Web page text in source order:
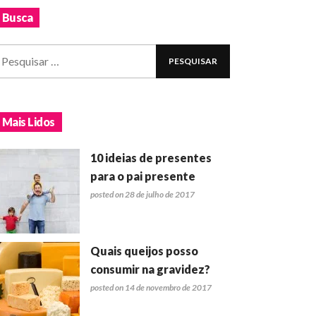
Busca
Mais Lidos
10 ideias de presentes
para o pai presente
posted on 28 de julho de 2017
Quais queijos posso
consumir na gravidez?
posted on 14 de novembro de 2017